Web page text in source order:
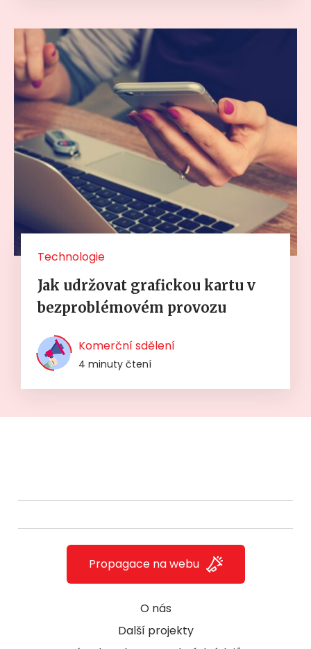
Technologie
Jak udržovat grafickou kartu v
bezproblémovém provozu
Komerční sdělení
4 minuty čtení
O nás
Další projekty
Propagace na webu